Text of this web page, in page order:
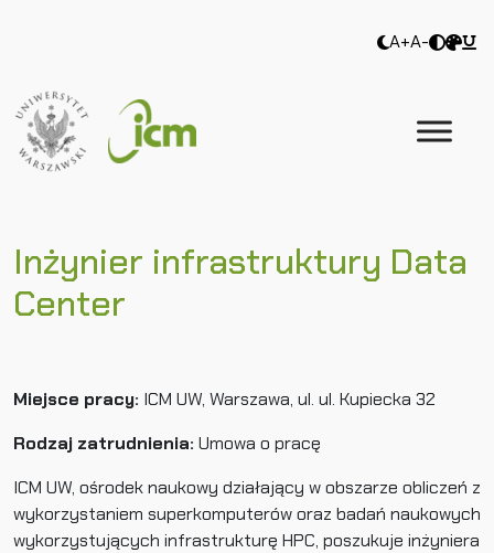
A+A-
Inżynier infrastruktury Data
Center
Miejsce pracy: ICM UW, Warszawa, ul. ul. Kupiecka 32
Rodzaj zatrudnienia: Umowa o pracę
ICM UW, ośrodek naukowy działający w obszarze obliczeń z
wykorzystaniem superkomputerów oraz badań naukowych
wykorzystujących infrastrukturę HPC, poszukuje inżyniera